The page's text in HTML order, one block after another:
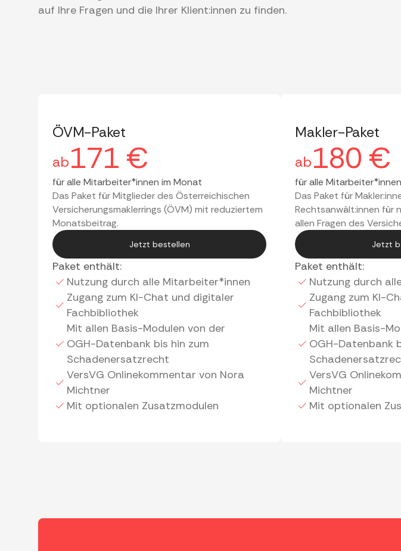
auf Ihre Fragen und die Ihrer Klient:innen zu finden.
ÖVM-Paket
ab171 €
für alle Mitarbeiter*innen im Monat
Das Paket für Mitglieder des Österreichischen
Versicherungsmaklerrings (ÖVM) mit reduziertem
Monatsbeitrag.
Jetzt bestellen
Paket enthält:
Nutzung durch alle Mitarbeiter*innen
Zugang zum KI-Chat und digitaler
Fachbibliothek
Mit allen Basis-Modulen von der
OGH-Datenbank bis hin zum
Schadenersatzrecht
VersVG Onlinekommentar von Nora
Michtner
Mit optionalen Zusatzmodulen
Makler-Paket
ab180 €
für alle
Das Paket für
Rechtsanwält:innen für
allen Fragen des
Jetzt
Paket enthält:
Nutzung durch
Zugang zum KI-
Fachbibliothek
Mit allen Basis-
OGH-Datenbank
VersVG
Michtner
Mit optionalen